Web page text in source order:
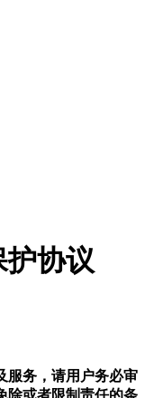
协议
服务，请用户务必审
除或者限制责任的条